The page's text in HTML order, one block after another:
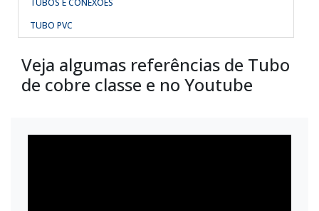
TUBOS E CONEXÕES
TUBO PVC
Veja algumas referências de Tubo
de cobre classe e no Youtube